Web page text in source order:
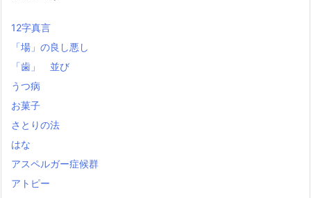
12字真言
「場」の良し悪し
「歯」 並び
うつ病
お菓子
さとりの法
はな
アスペルガー症候群
アトピー